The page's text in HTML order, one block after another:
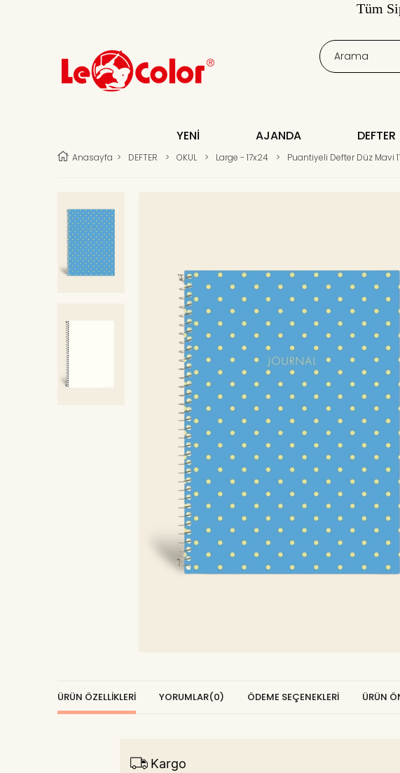
Tüm
YENİ AJANDA DEFTER
Anasayfa > DEFTER > OKUL > Large - 17x24 > Puantiyeli Defter Düz Mavi
ÜRÜN ÖZELLIKLERI YORUMLAR(0) ÖDEME SEÇENEKLERI ÜRÜN
Kargo